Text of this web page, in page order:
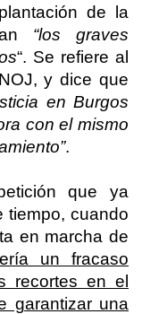
de
la
“los graves
“. Se refiere al
y dice que
en Burgos
con el mismo
.
que ya
tiempo, cuando
en marcha de
un fracaso
recortes en el
garantizar una